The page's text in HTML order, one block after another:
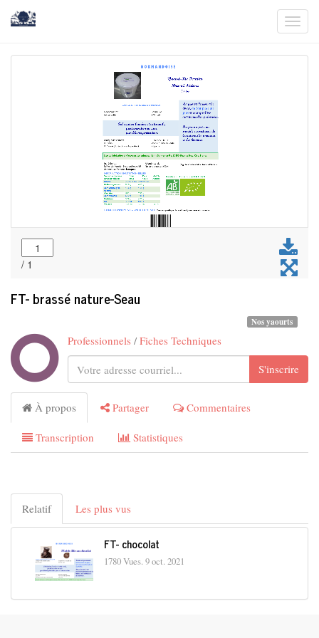
FT- brassé nature-Seau
Nos yaourts
Professionnels / Fiches Techniques
S'inscrire
À propos Partager Commentaires
Transcription Statistiques
Relatif Les plus vus
FT- chocolat
1780 Vues. 9 oct. 2021